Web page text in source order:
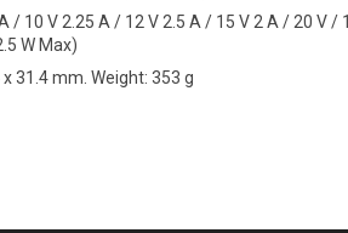
10 V 2.25 A / 12 V 2.5 A / 15 V 2 A / 20 V /
W Max)
31.4 mm. Weight: 353 g